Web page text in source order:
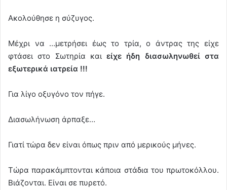
Ακολούθησε η σύζυγος.
Μέχρι να …μετρήσει έως το τρία, ο άντρας της είχε
φτάσει στο Σωτηρία καιείχε ήδη διασωληνωθεί στα
εξωτερικά ιατρεία !!!
Για λίγο οξυγόνο τον πήγε.
Διασωλήνωση άρπαξε…
Γιατί τώρα δεν είναι όπως πριν από μερικούς μήνες.
Τώρα παρακάμπτονται κάποια στάδια του πρωτοκόλλου.
Βιάζονται. Είναι σε πυρετό.